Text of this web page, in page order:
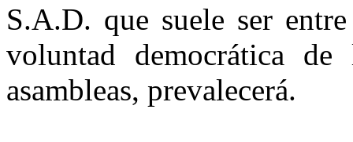
S.A.D. que suele ser
voluntad democrática
asambleas, prevalecerá.